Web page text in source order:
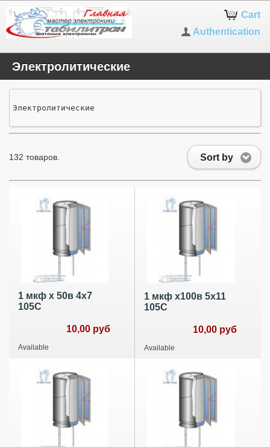
Cart
Authentication
Электролитические
Электролитические
Sort by
132 товаров.
1 мкф х 50в 4х7
105С
10,00 руб
Available
1 мкф х100в 5х11
105С
10,00 руб
Available